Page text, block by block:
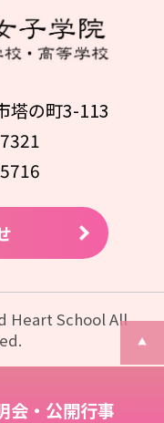
会・公開行事
塔の町3-113
Heart School All